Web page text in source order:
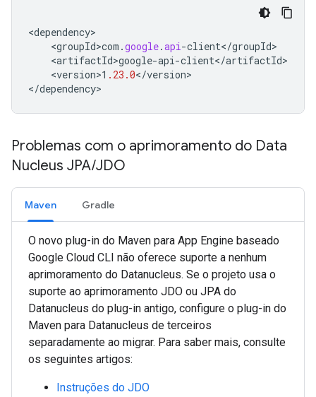
<dependency
<groupId>com .google.api-client</groupId
<artifactId>google-api-client</artifactId
<version>1 .23.0</version>
</dependency>
Problemas com o aprimoramento do Data
Nucleus JPA/JDO
Maven Gradle
O novo plug-in do Maven para App Engine baseado
Google Cloud CLI não oferece suporte a nenhum
aprimoramento do Datanucleus. Se o projeto usa o
suporte ao aprimoramento JDO ou JPA do
Datanucleus do plug-in antigo, configure o plug-in do
Maven para Datanucleus de terceiros
separadamente ao migrar. Para saber mais, consulte
os seguintes artigos:
Instruções do JDO